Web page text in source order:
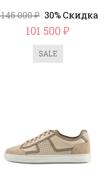
145 000₽ 30% Скидка
101 500₽
SALE